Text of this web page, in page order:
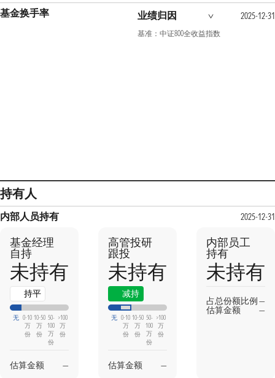
基金换手率 业绩归因 2025-12-31
基准：中证800全收益指数
持有人
内部人员持有 2025-12-31
基金经理
自持
未持有
持平
无 0-10
万
份
10-50
万
份
50-
100
万
份
>100
万
份
估算金额 —
高管投研
跟投
未持有
减持
上期
无 0-10
万
份
10-50
万
份
50-
100
万
份
>100
万
份
估算金额 —
内部员工
持有
未持有
占总份额比例—
估算金额
—